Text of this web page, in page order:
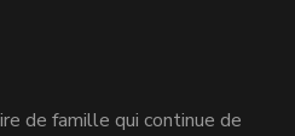
de famille qui continue de